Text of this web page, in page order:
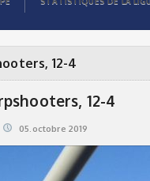
12-4
12-4
05.octobre 2019